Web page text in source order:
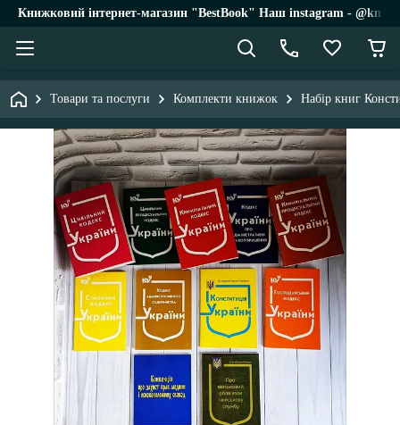
Книжковий інтернет-магазин "BestBook" Наш instagram -
Товари та послуги Комплекти книжок Набір книг